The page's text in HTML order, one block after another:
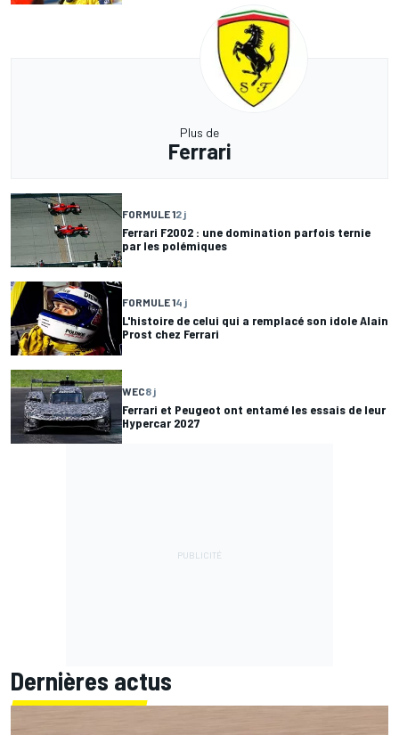
Plus de
Ferrari
FORMULE 12 j
Ferrari F2002 : une domination parfois ternie
par les polémiques
FORMULE 14 j
L'histoire de celui qui a remplacé son idole Alain
Prost chez Ferrari
WEC8 j
Ferrari et Peugeot ont entamé les essais de leur
Hypercar 2027
Dernières actus